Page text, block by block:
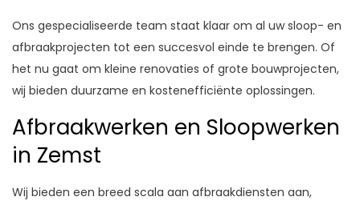
Ons gespecialiseerde team staat klaar om al uw sloop- en
afbraakprojecten tot een succesvol einde te brengen. Of
het nu gaat om kleine renovaties of grote bouwprojecten,
wij bieden duurzame en kostenefficiënte oplossingen.
Afbraakwerken en Sloopwerken
in Zemst
Wij bieden een breed scala aan afbraakdiensten aan,